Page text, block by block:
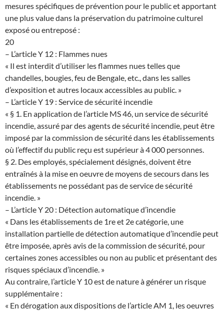
mesures spécifiques de prévention pour le public et apportant
une plus value dans la préservation du patrimoine culturel
exposé ou entreposé :
20
– L’article Y 12 : Flammes nues
« Il est interdit d’utiliser les flammes nues telles que
chandelles, bougies, feu de Bengale, etc., dans les salles
d’exposition et autres locaux accessibles au public. »
– L’article Y 19 : Service de sécurité incendie
« § 1. En application de l’article MS 46, un service de sécurité
incendie, assuré par des agents de sécurité incendie, peut être
imposé par la commission de sécurité dans les établissements
où l’effectif du public reçu est supérieur à 4 000 personnes.
§ 2. Des employés, spécialement désignés, doivent être
entraînés à la mise en oeuvre de moyens de secours dans les
établissements ne possédant pas de service de sécurité
incendie. »
– L’article Y 20 : Détection automatique d’incendie
« Dans les établissements de 1re et 2e catégorie, une
installation partielle de détection automatique d’incendie peut
être imposée, après avis de la commission de sécurité, pour
certaines zones accessibles ou non au public et présentant des
risques spéciaux d’incendie. »
Au contraire, l’article Y 10 est de nature à générer un risque
supplémentaire :
« En dérogation aux dispositions de l’article AM 1, les oeuvres